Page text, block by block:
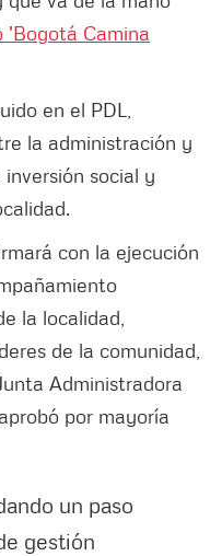
'Bogotá Camina
en el PDL,
la administración y
social y
con la ejecución
la localidad,
de la comunidad,
Administradora
por mayoría
un paso
gestión